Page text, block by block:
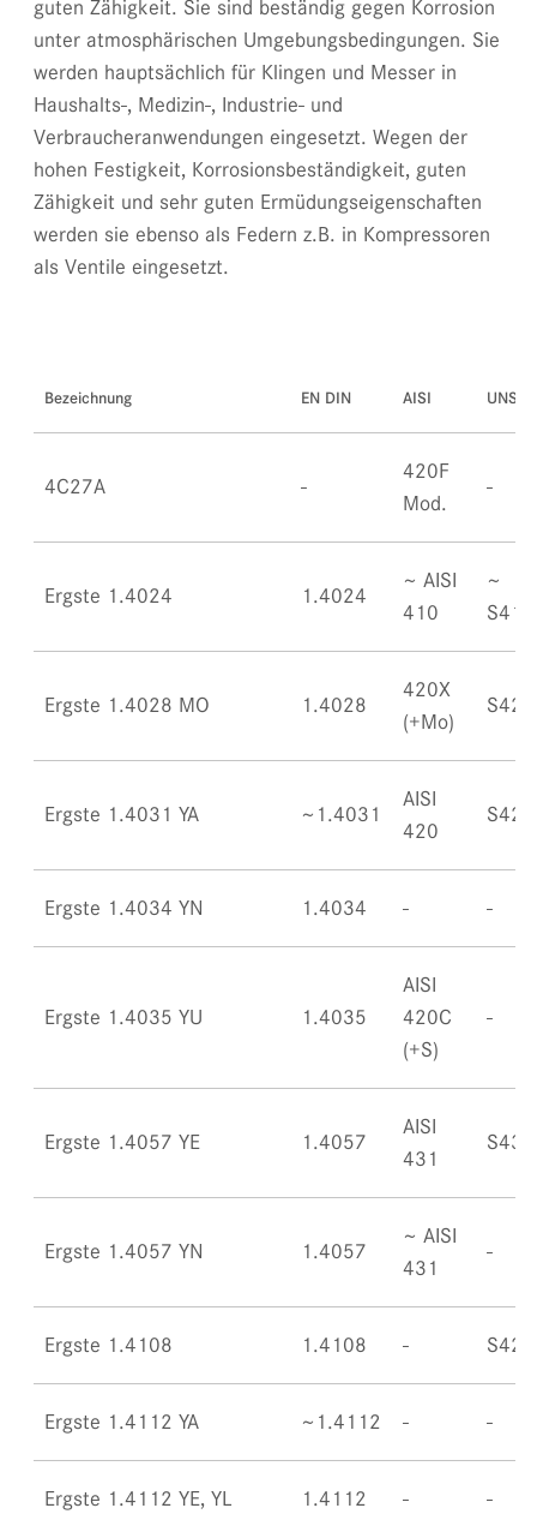
guten Zähigkeit. Sie sind beständig gegen Korrosion
unter atmosphärischen Umgebungsbedingungen. Sie
werden hauptsächlich für Klingen und Messer in
Haushalts-, Medizin-, Industrie- und
Verbraucheranwendungen eingesetzt. Wegen der
hohen Festigkeit, Korrosionsbeständigkeit, guten
Zähigkeit und sehr guten Ermüdungseigenschaften
werden sie ebenso als Federn z.B. in Kompressoren
als Ventile eingesetzt.
Bezeichnung EN DIN AISI UNS
4C27A
420F
Mod.
Ergste 1.4024 1.4024
~ AISI
410
~
Ergste 1.4028 MO 1.4028
420X
(+Mo)
Ergste 1.4031 YA ~1.4031
AISI
420
Ergste 1.4034 YN 1.4034
Ergste 1.4035 YU 1.4035
AISI
420C
(+S)
Ergste 1.4057 YE 1.4057
AISI
431
Ergste 1.4057 YN 1.4057
~ AISI
431
Ergste 1.4108 1.4108
Ergste 1.4112 YA ~1.4112
Ergste 1.4112 YE, YL 1.4112